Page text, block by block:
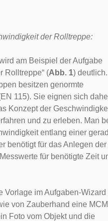
der Rolltreppe:
am Beispiel der Aufgabe
Rolltreppe“ (Abb. 1) deutlich.
besitzen genormte
115). Sie eignen sich
Konzept der
und zu erleben. Man
entlang einer
benötigt für das Anlegen
für benötigte Zeit
Vorlage im Aufgaben-
von Zauberhand eine
Foto vom Objekt und die